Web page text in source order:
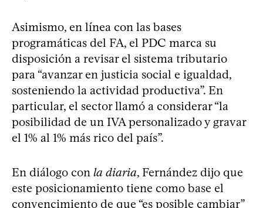
Asimismo, en línea con las bases
programáticas del FA, el PDC marca su
disposición a revisar el sistema tributario
para “avanzar en justicia social e igualdad,
sosteniendo la actividad productiva”. En
particular, el sector llamó a considerar “la
posibilidad de un IVA personalizado y gravar
el 1% al 1% más rico del país”.
En diálogo con la diaria, Fernández dijo que
este posicionamiento tiene como base el
convencimiento de que “es posible cambiar”